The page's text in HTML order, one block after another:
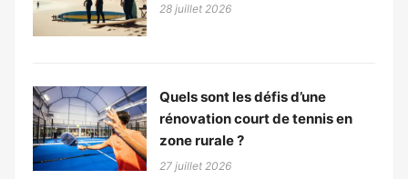
28 juillet 2026
Quels sont les défis d’une
rénovation court de tennis en
zone rurale ?
27 juillet 2026